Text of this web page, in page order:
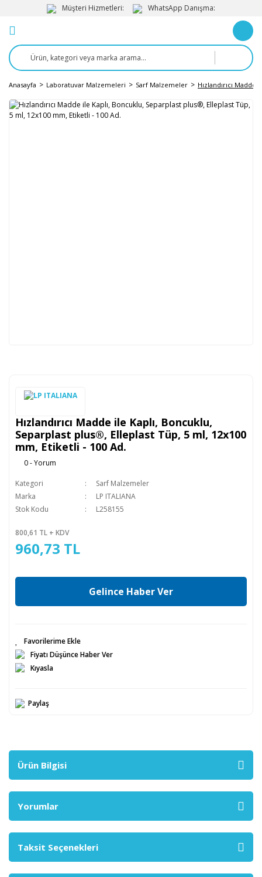
Müşteri Hizmetleri: WhatsApp Danışma:
Anasayfa Laboratuvar Malzemeleri Sarf Malzemeler Hızlandırıcı
Hızlandırıcı Madde ile Kaplı, Boncuklu,
Separplast plus®, Elleplast Tüp, 5 ml, 12x100
mm, Etiketli - 100 Ad.
0 - Yorum
Kategori
Sarf Malzemeler
Marka
LP ITALIANA
Stok Kodu
L258155
800,61 TL + KDV
960,73 TL
Gelince Haber Ver
Fiyatı Düşünce Haber Ver
Kıyasla
Paylaş
Ürün Bilgisi
Yorumlar
Taksit Seçenekleri